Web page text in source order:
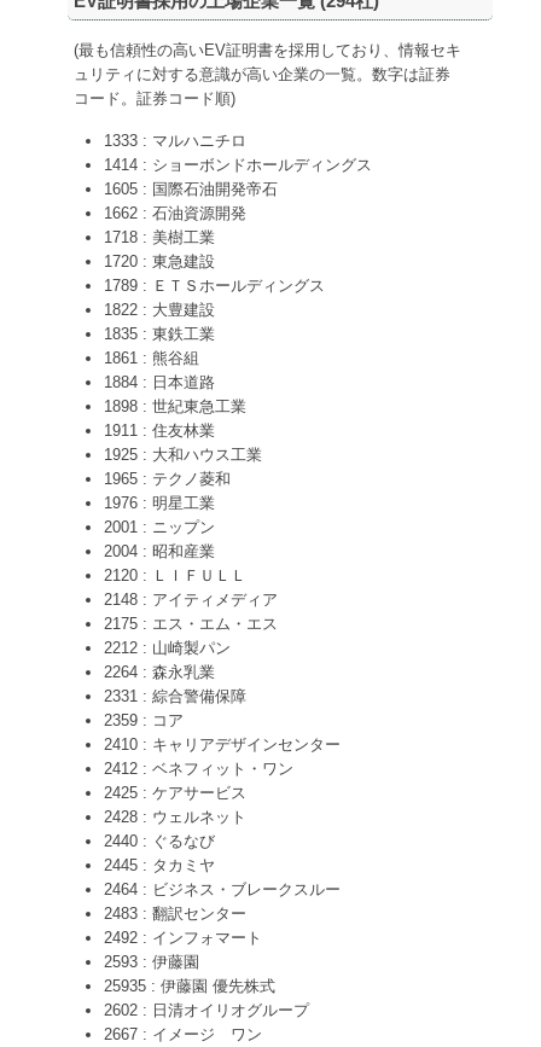
(最も信頼性の高いEV証明書を採用しており、情報セキ
ュリティに対する意識が高い企業の一覧。数字は証券
コード。証券コード順)
1333 : マルハニチロ
1414 : ショーボンドホールディングス
1605 : 国際石油開発帝石
1662 : 石油資源開発
1718 : 美樹工業
1720 : 東急建設
1789 : ＥＴＳホールディングス
1822 : 大豊建設
1835 : 東鉄工業
1861 : 熊谷組
1884 : 日本道路
1898 : 世紀東急工業
1911 : 住友林業
1925 : 大和ハウス工業
1965 : テクノ菱和
1976 : 明星工業
2001 : ニップン
2004 : 昭和産業
2120 : ＬＩＦＵＬＬ
2148 : アイティメディア
2175 : エス・エム・エス
2212 : 山崎製パン
2264 : 森永乳業
2331 : 綜合警備保障
2359 : コア
2410 : キャリアデザインセンター
2412 : ベネフィット・ワン
2425 : ケアサービス
2428 : ウェルネット
2440 : ぐるなび
2445 : タカミヤ
2464 : ビジネス・ブレークスルー
2483 : 翻訳センター
2492 : インフォマート
2593 : 伊藤園
25935 : 伊藤園 優先株式
2602 : 日清オイリオグループ
2667 : イメージ ワン